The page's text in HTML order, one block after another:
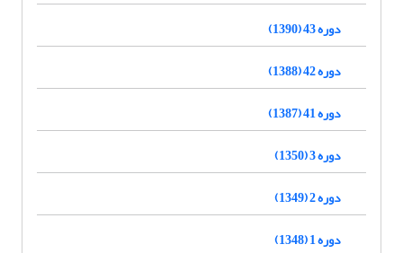
دوره 43 (1390)
دوره 42 (1388)
دوره 41 (1387)
دوره 3 (1350)
دوره 2 (1349)
دوره 1 (1348)